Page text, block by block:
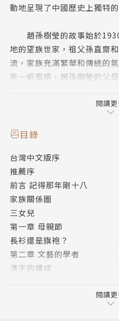
動地呈現了中國歷史上獨特
趙孫樹瑩的故事始於
地的望族世家，祖父孫直齋
流，家族充滿繁華和傳統的
非一帆風順，趙孫樹瑩的父
在1950年的歷史新時刻，
港旅遊，未料到她即將與上
兒趙芝潔回到上海，尋找家
說，自身與家人之間的情感
代變遷，構成了令她難以忘懷
《追憶上海》不僅是一部
代的見證者。這個故事帶領
盪，透過趙孫樹瑩家族的往
殊時期中國的社會風貌。本
的描述，透過趙孫樹瑩的視
閱讀
目錄
台灣中文版序
推薦序
前言 記得那年剛十八
家族關係圖
三女兒
第一章 母親節
長衫還是旗袍？
第二章 文藝的學者
漢字的構成
閱讀